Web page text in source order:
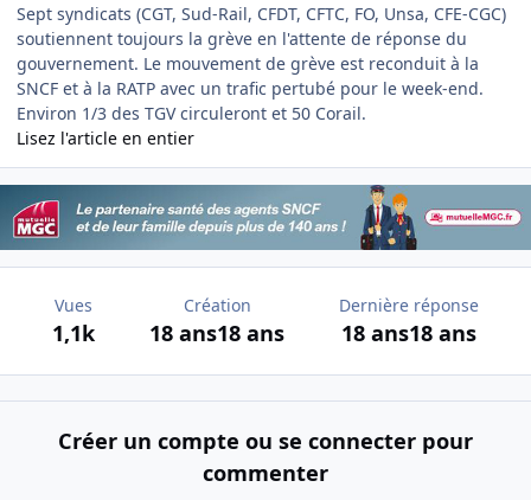
Sept syndicats (CGT, Sud-Rail, CFDT, CFTC, FO, Unsa, CFE-CGC)
soutiennent toujours la grève en l'attente de réponse du
gouvernement. Le mouvement de grève est reconduit à la
SNCF et à la RATP avec un trafic pertubé pour le week-end.
Environ 1/3 des TGV circuleront et 50 Corail.
Lisez l'article en entier
Vues
1,1k
Création
18 ans18 ans
Dernière réponse
18 ans18 ans
Créer un compte ou se connecter pour
commenter